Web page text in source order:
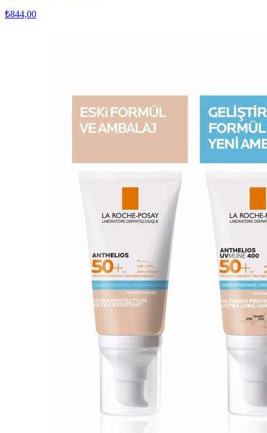
₺844,00